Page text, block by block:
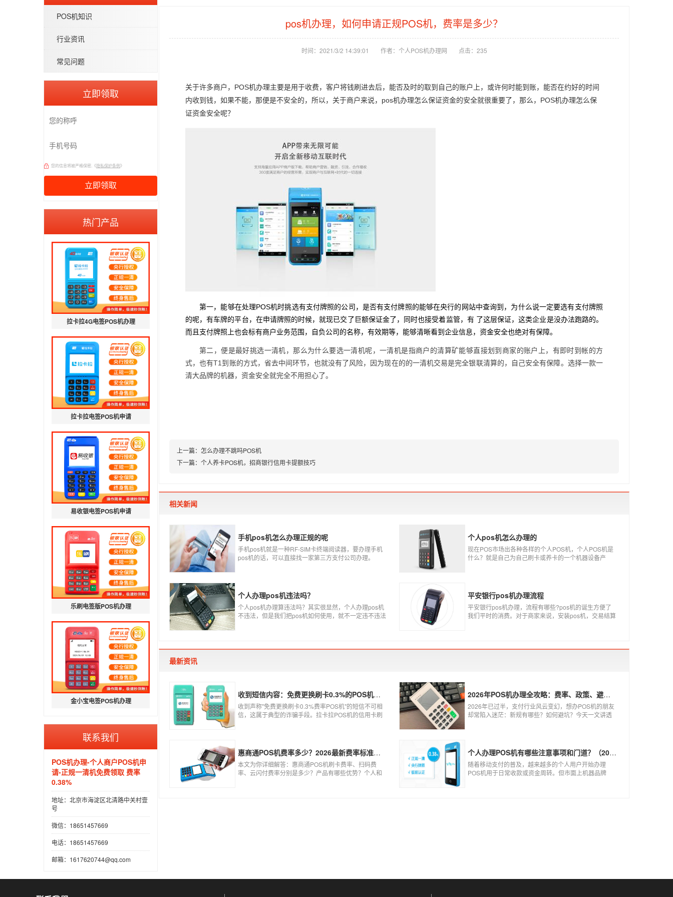
POS机知识
行业资讯
常见问题
立即领取
您的信息将被严格保密,《隐私保护条例》
热门产品
拉卡拉4G电签POS机办理
拉卡拉电签POS机申请
易收银电签POS机申请
乐刷电签版POS机办理
金小宝电签POS机办理
联系我们
POS机办理-个人商户POS机申
请-正规一清机免费领取 费率
0.38%
地址：北京市海淀区北清路中关村壹
号
微信：18651457669
电话：18651457669
邮箱：1617620744@qq.com
pos机办理，如何申请正规POS机，费率是多少？
时间：2021/3/2 14:39:01 作者：个人POS机办理网 点击： 235
关于许多商户，POS机办理主要是用于收费，客户将钱刷进去后，能否及时的取到自己的账户上，或许何时能到账，能否在约好的时间
内收到钱，如果不能，那便是不安全的，所以，关于商户来说，pos机办理怎么保证资金的安全就很重要了，那么，POS机办理怎么保
证资金安全呢？
第一，能够在处理POS机时挑选有支付牌照的公司，是否有支付牌照的能够在央行的网站中查询到，为什么说一定要选有支付牌照
的呢，有车牌的平台，在申请牌照的时候，就现已交了巨额保证金了，同时也接受着监管，有 了这层保证，这类企业是没办法跑路的。
而且支付牌照上也会标有商户业务范围，自负公司的名称，有效期等，能够清晰看到企业信息，资金安全也绝对有保障。
第二，便是最好挑选一清机，那么为什么要选一清机呢，一清机是指商户的清算矿能够直接划到商家的账户上，有即时到帐的方
式，也有T1到账的方式，省去中间环节，也就没有了风险，因为现在的的一清机交易是完全银联清算的，自己安全有保障。选择一款一
清大品牌的机器，资金安全就完全不用担心了。
上一篇： 怎么办理不跳吗POS机
下一篇： 个人养卡POS机，招商银行信用卡提额技巧
相关新闻
手机pos机怎么办理正规的呢
手机pos机就是一种RF-SIM卡终端阅读器，要办理手机
pos机的话，可以直接找一家第三方支付公司办理。
个人pos机怎么办理的
现在POS市场出各种各样的个人POS机，个人POS机是
什么？就是自己为自己刷卡或养卡的一个机器设备产
个人办理pos机违法吗？
个人pos机办理算违法吗？其实很显然，个人办理pos机
不违法，但是我们把pos机如何使用，就不一定违不违法
刷自己信用卡用自己的pos机，这样只是算违规，只要我
平安银行pos机办理流程
平安银行pos机办理，流程有哪些?pos机的诞生方便了
我们平时的消费。对于商家来说，安装pos机，交易结算
最新资讯
收到短信内容：免费更换刷卡0.3%的POS机，可以相信吗？
收到声称"免费更换刷卡0.3%费率POS机"的短信不可相
信，这属于典型的诈骗手段。拉卡拉POS机的信用卡刷
2026年POS机办理全攻略：费率、政策、避坑一篇讲清
2026年已过半，支付行业风云变幻，想办POS机的朋友
却常陷入迷茫：新规有哪些？如何避坑？今天一文讲透
惠商通POS机费率多少？2026最新费率标准及办理全攻略
本文为你详细解答：惠商通POS机刷卡费率、扫码费
率、云闪付费率分别是多少？产品有哪些优势？个人和
个人办理POS机有哪些注意事项和门道？（2026最新避坑指南）
随着移动支付的普及，越来越多的个人用户开始办理
POS机用于日常收款或资金周转。但市面上机器品牌